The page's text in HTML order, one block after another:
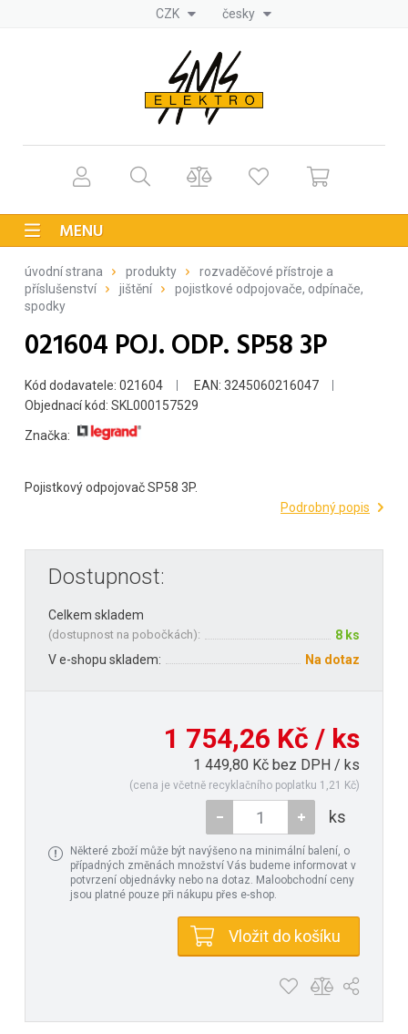
CZK česky
MENU
úvodní strana produkty
rozvaděčové přístroje a
příslušenství
jištění
pojistkové odpojovače, odpínače,
spodky
021604 POJ. ODP. SP58 3P
Kód dodavatele: 021604
EAN: 3245060216047
Objednací kód: SKL000157529
Značka:
Pojistkový odpojovač SP58 3P.
Podrobný popis
Dostupnost:
Celkem skladem
(dostupnost na pobočkách):
8 ks
V e-shopu skladem:
Na dotaz
1 754,26 Kč / ks
1 449,80 Kč bez DPH / ks
(cena je včetně recyklačního poplatku 1,21 Kč)
ks
Některé zboží může být navýšeno na minimální balení, o
případných změnách množství Vás budeme informovat v
potvrzení objednávky nebo na dotaz. Maloobchodní ceny
jsou platné pouze při nákupu přes e-shop.
Vložit do košíku